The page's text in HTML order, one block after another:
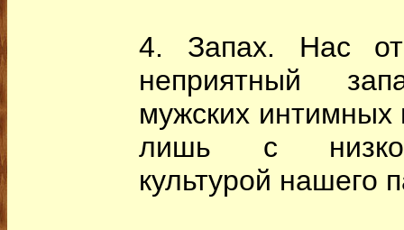
4. Запах. Нас
неприятный
мужских интимных
лишь с низкой
культурой нашего